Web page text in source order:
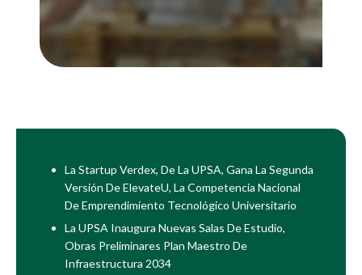
La Startup Verdex, De La UPSA, Gana La Segunda
Versión De ElevateU, La Competencia Nacional
De Emprendimiento Tecnológico Universitario
La UPSA Inaugura Nuevas Salas De Estudio,
Obras Preliminares Plan Maestro De
Infraestructura 2034